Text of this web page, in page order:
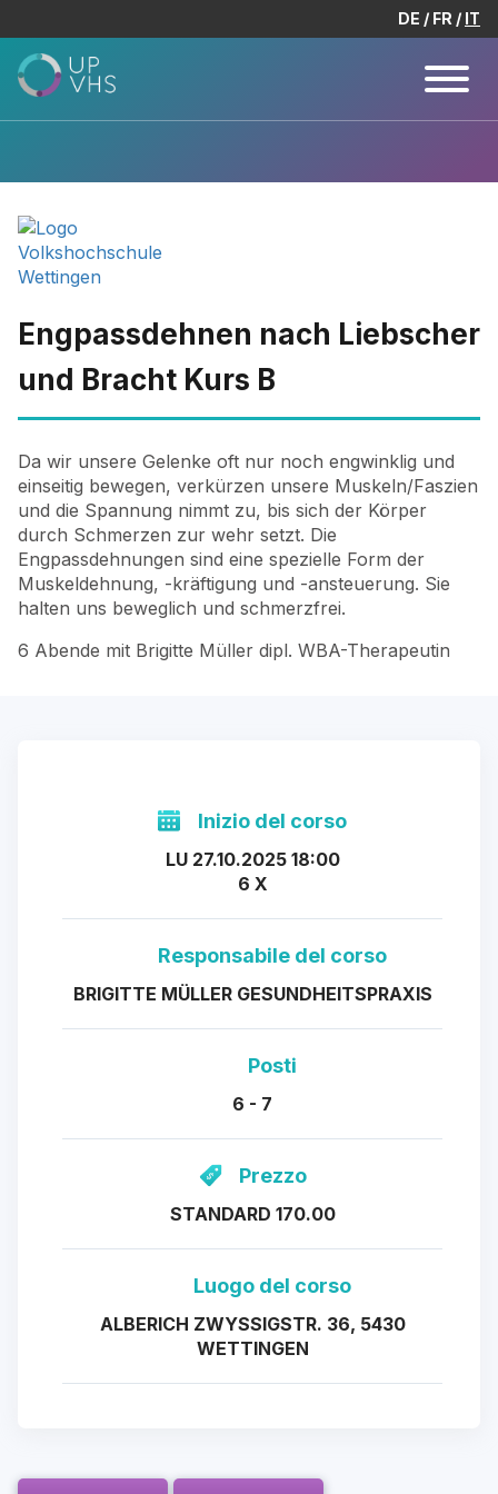
DE FR IT
Engpassdehnen nach Liebscher
und Bracht Kurs B
Da wir unsere Gelenke oft nur noch engwinklig und
einseitig bewegen, verkürzen unsere Muskeln/Faszien
und die Spannung nimmt zu, bis sich der Körper
durch Schmerzen zur wehr setzt. Die
Engpassdehnungen sind eine spezielle Form der
Muskeldehnung, -kräftigung und -ansteuerung. Sie
halten uns beweglich und schmerzfrei.
6 Abende mit Brigitte Müller dipl. WBA-Therapeutin
Inizio del corso
LU 27.10.2025 18:00
6 X
Responsabile del corso
BRIGITTE MÜLLER GESUNDHEITSPRAXIS
Posti
6 - 7
Prezzo
STANDARD 170.00
Luogo del corso
ALBERICH ZWYSSIGSTR. 36, 5430
WETTINGEN